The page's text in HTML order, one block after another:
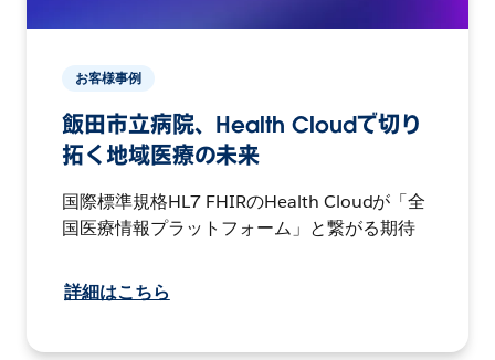
お客様事例
飯田市立病院、Health Cloudで切り
拓く地域医療の未来
国際標準規格HL7 FHIRのHealth Cloudが「全
国医療情報プラットフォーム」と繋がる期待
詳細はこちら